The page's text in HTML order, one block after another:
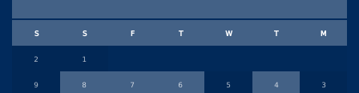
M
T
W
T
F
S
S
1
2
3
4
5
6
7
8
9